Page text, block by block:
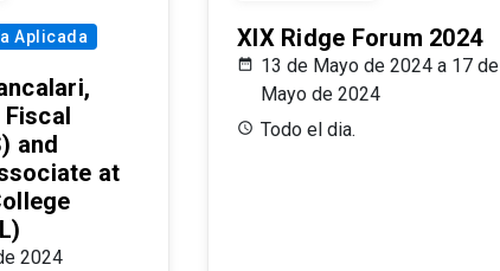
Aplicada
and
at
2024
XIX Ridge Forum 2024
13 de Mayo de 2024 a 17 de
Mayo de 2024
Todo el dia.